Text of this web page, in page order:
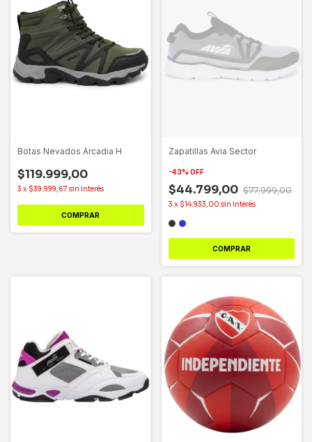
Botas Nevados Arcadia H
$119.999,00
3 x $39.999,67 sin interés
COMPRAR
Zapatillas Avia Sector
-43% OFF
$44.799,00 $77.999,00
3 x $14.933,00 sin interés
COMPRAR